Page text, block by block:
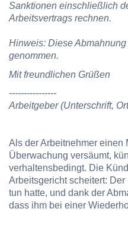
Sanktionen einschließlich
Arbeitsvertrags rechnen.
Hinweis: Diese
genommen.
Mit freundlichen Grüßen
----------------
Arbeitgeber (Unterschrift,
Als der Arbeitnehmer einen
Überwachung versäumt,
verhaltensbedingt. Die
Arbeitsgericht scheitert:
tun hatte, und dank der
dass ihm bei einer